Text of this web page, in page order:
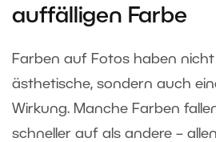
auffälligen Farbe
Farben auf Fotos haben
ästhetische, sondern auch
Wirkung. Manche Farben
schneller auf als andere –